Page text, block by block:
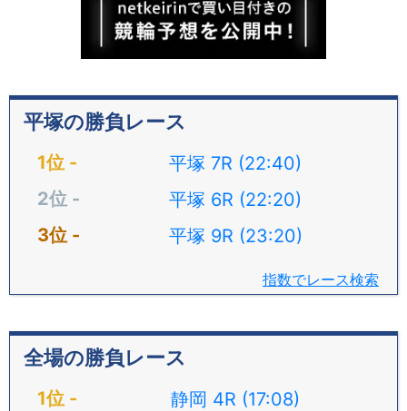
平塚の勝負レース
平塚 7R (22:40)
平塚 6R (22:20)
平塚 9R (23:20)
指数でレース検索
全場の勝負レース
静岡 4R (17:08)